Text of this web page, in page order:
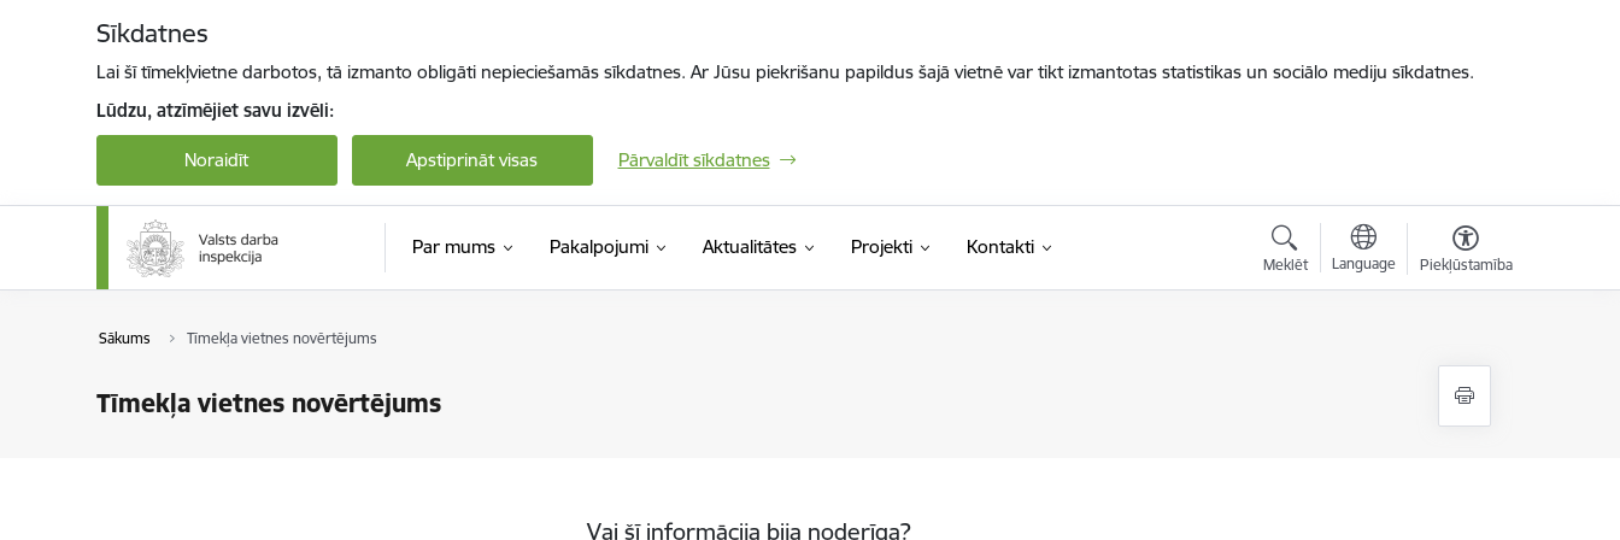
Sīkdatnes
Lai šī tīmekļvietne darbotos, tā izmanto obligāti nepieciešamās sīkdatnes. Ar Jūsu piekrišanu papildus šajā vietnē var tikt izmantotas statistikas un sociālo mediju sīkdatnes.
Lūdzu, atzīmējiet savu izvēli:
Noraidīt Apstiprināt visas Pārvaldīt sīkdatnes
Par mums Pakalpojumi Aktualitātes Projekti Kontakti
Meklēt Language Piekļūstamība
Sākums Tīmekļa vietnes novērtējums
Tīmekļa vietnes novērtējums
Vai šī informācija bija noderīga?